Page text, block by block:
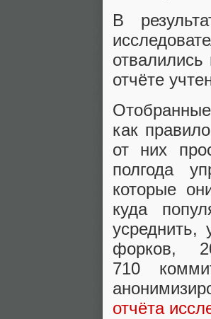
В
отчёте
как
от них
полгода
которые
куда
усреднить,
форков,
710
отчёта